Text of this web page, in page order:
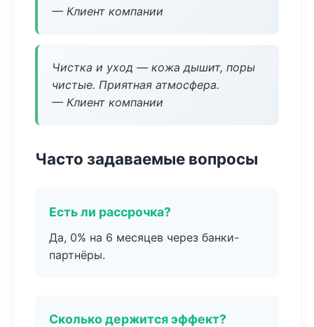
— Клиент компании
Чистка и уход — кожа дышит, поры
чистые. Приятная атмосфера.
— Клиент компании
Часто задаваемые вопросы
Есть ли рассрочка?
Да, 0% на 6 месяцев через банки-
партнёры.
Сколько держится эффект?